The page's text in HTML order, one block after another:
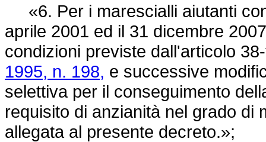
«6. Per i marescialli aiutanti
aprile 2001 ed il 31 dicembre
condizioni previste dall'articolo
1995, n. 198, e successive
selettiva per il conseguimento
requisito di anzianità nel grado di
allegata al presente decreto.»;